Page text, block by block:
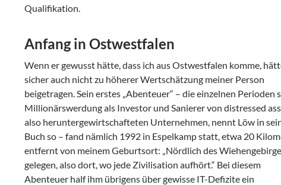
Qualifikation.
Anfang in Ostwestfalen
Wenn er gewusst hätte, dass ich aus Ostwestfalen komme,
sicher auch nicht zu höherer Wertschätzung meiner Person
beigetragen. Sein erstes „Abenteuer“ – die einzelnen Perioden
Millionärswerdung als Investor und Sanierer von distressed
also heruntergewirtschafteten Unternehmen, nennt Löw in
Buch so – fand nämlich 1992 in Espelkamp statt, etwa 20
entfernt von meinem Geburtsort: „Nördlich des
gelegen, also dort, wo jede Zivilisation aufhört.“ Bei diesem
Abenteuer half ihm übrigens über gewisse IT-Defizite ein